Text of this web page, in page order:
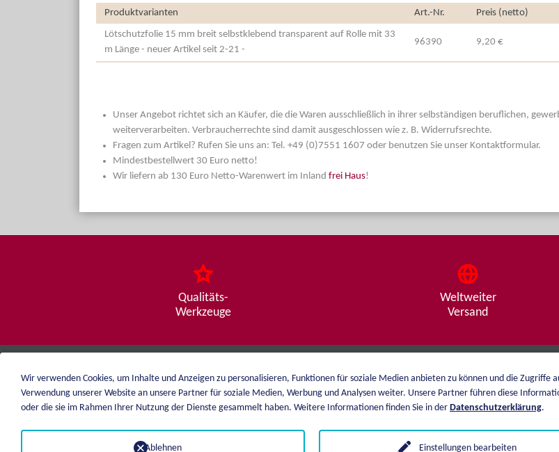
Produktvarianten Art.-Nr. Preis (netto)
Lötschutzfolie 15 mm breit selbstklebend transparent auf Rolle mit 33
m Länge - neuer Artikel seit 2-21 -
96390 9,20 €
Unser Angebot richtet sich an Käufer, die die Waren ausschließlich in ihrer selbständigen beruflichen,
weiterverarbeiten. Verbraucherrechte sind damit ausgeschlossen wie z. B. Widerrufsrechte.
Fragen zum Artikel? Rufen Sie uns an: Tel. +49 (0)7551 1607 oder benutzen Sie unser Kontaktformular.
Mindestbestellwert 30 Euro netto!
Wir liefern ab 130 Euro Netto-Warenwert im Inland frei Haus!
Qualitäts-
Werkzeuge
Weltweiter
Versand
weiblen.
Katalog
Wir verwenden Cookies, um Inhalte und Anzeigen zu personalisieren, Funktionen für soziale Medien anbieten zu können und die
Verwendung unserer Website an unsere Partner für soziale Medien, Werbung und Analysen weiter. Unsere Partner führen diese
oder die sie im Rahmen Ihrer Nutzung der Dienste gesammelt haben. Weitere Informationen finden Sie in der Datenschutzerklärung.
Einstellungen bearbeiten
Ablehnen